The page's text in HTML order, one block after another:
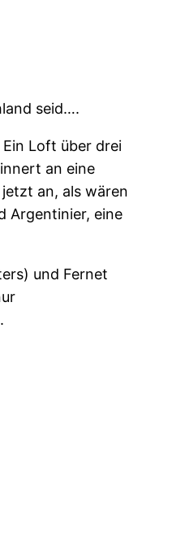
seid….
Loft über drei
an eine
an, als wären
Argentinier, eine
und Fernet